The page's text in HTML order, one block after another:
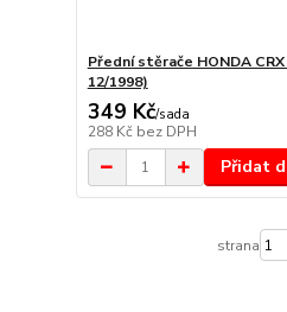
Přední stěrače HONDA CRX
12/1998)
349 Kč/sada
288 Kč bez DPH
Přidat
strana